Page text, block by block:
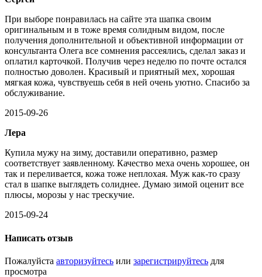
При выборе понравилась на сайте эта шапка своим
оригинальным и в тоже время солидным видом, после
получения дополнительной и объективной информации от
консультанта Олега все сомнения рассеялись, сделал заказ и
оплатил карточкой. Получив через неделю по почте остался
полностью доволен. Красивый и приятный мех, хорошая
мягкая кожа, чувствуешь себя в ней очень уютно. Спасибо за
обслуживание.
2015-09-26
Лера
Купила мужу на зиму, доставили оперативно, размер
соответствует заявленному. Качество меха очень хорошее, он
так и переливается, кожа тоже неплохая. Муж как-то сразу
стал в шапке выглядеть солиднее. Думаю зимой оценит все
плюсы, морозы у нас трескучие.
2015-09-24
Написать отзыв
Пожалуйста авторизуйтесь или зарегистрируйтесь для
просмотра